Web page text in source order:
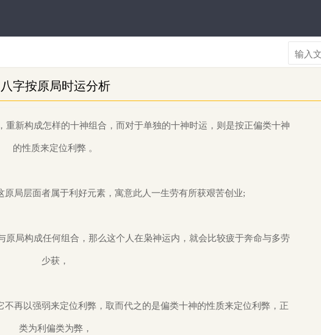
八字按原局时运分析
重新构成怎样的十神组合，而对于单独的十神时运，则是按正偏类十神
的性质来定位利弊 。
原局层面者属于利好元素，寓意此人一生劳有所获艰苦创业;
原局构成任何组合，那么这个人在枭神运内，就会比较疲于奔命与多劳
少获，
再以强弱来定位利弊，取而代之的是偏类十神的性质来定位利弊， 正
类为利偏类为弊，